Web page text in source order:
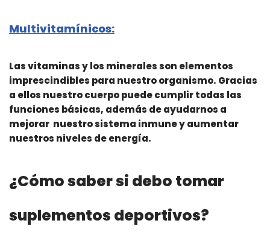
Multivitamínicos:
Las vitaminas y los minerales son elementos
imprescindibles para nuestro organismo. Gracias
a ellos nuestro cuerpo puede cumplir todas las
funciones básicas, además de ayudarnos a
mejorar nuestro sistema inmune y aumentar
nuestros niveles de energía.
¿Cómo saber si debo tomar
suplementos deportivos?